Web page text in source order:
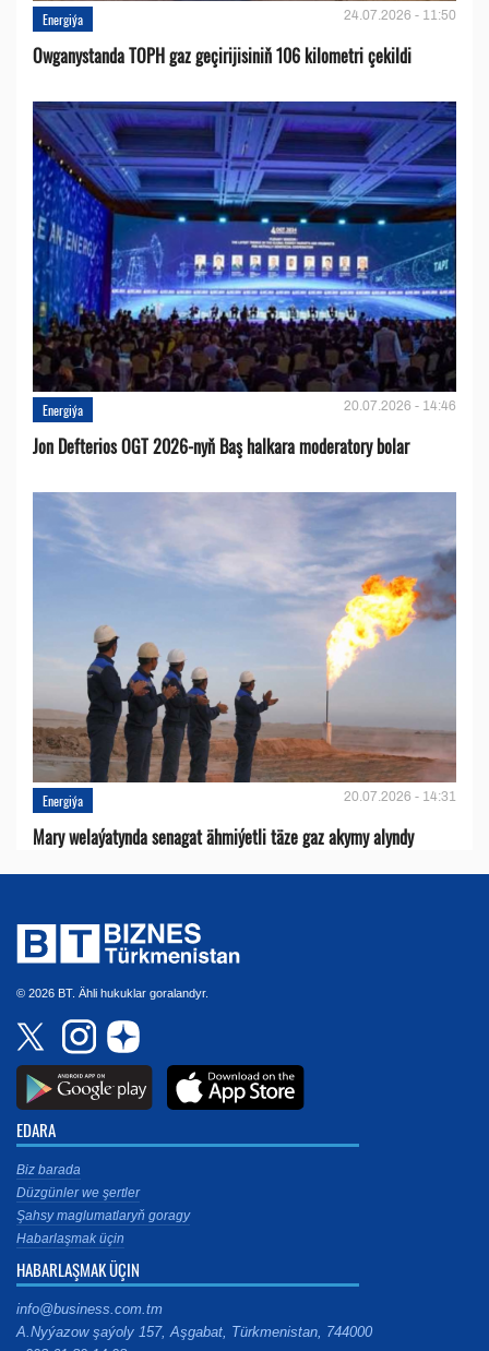
Energiýa 24.07.2026 - 11:50
Owganystanda TOPH gaz geçirijisiniň 106 kilometri çekildi
Energiýa 20.07.2026 - 14:46
Jon Defterios OGT 2026-nyň Baş halkara moderatory bolar
Energiýa 20.07.2026 - 14:31
Mary welaýatynda senagat ähmiýetli täze gaz akymy alyndy
© 2026 BT. Ähli hukuklar goralandyr.
EDARA
Biz barada
Düzgünler we şertler
Şahsy maglumatlaryň goragy
Habarlaşmak üçin
HABARLAŞMAK ÜÇIN
info@business.com.tm
A.Nyýazow şaýoly 157, Aşgabat, Türkmenistan, 744000